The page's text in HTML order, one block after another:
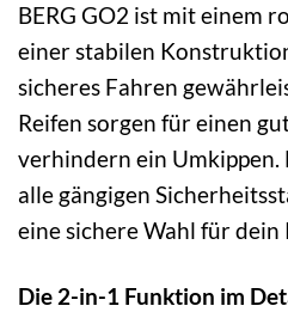
BERG GO2 ist mit einem
einer stabilen
sicheres Fahren
Reifen sorgen für einen
verhindern ein Umkippen.
alle gängigen
eine sichere Wahl für dein
Die 2-in-1 Funktion im